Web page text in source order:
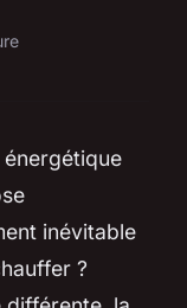
inévitable
?